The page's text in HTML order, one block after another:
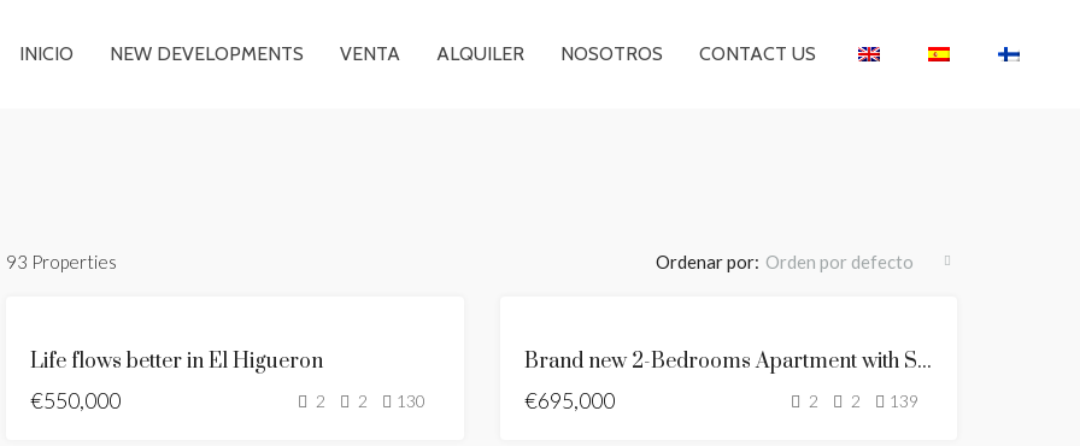
INICIO NEW DEVELOPMENTS VENTA ALQUILER NOSOTROS CONTACT US
93 Properties Ordenar por: Orden por defecto
VENDE
Life flows better in El Higueron
€550,000
2 2 130
VENDE
Brand new 2-Bedrooms Apartment with Sea & Mountain Views
€695,000
2 2 139